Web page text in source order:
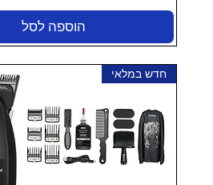
הוספה לסל
חדש במלאי